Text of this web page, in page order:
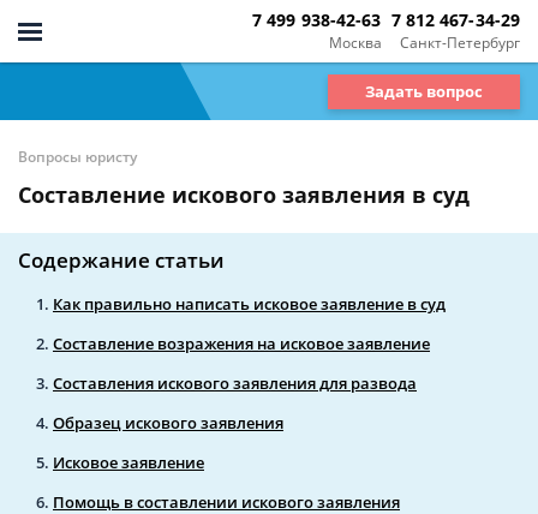
Москва
7 499 938-42-63
Санкт-Петербург
7 812 467-34-29
Задать вопрос
Вопросы юристу
Составление искового заявления в суд
Содержание статьи
Как правильно написать исковое заявление в суд
Составление возражения на исковое заявление
Составления искового заявления для развода
Образец искового заявления
Исковое заявление
Помощь в составлении искового заявления